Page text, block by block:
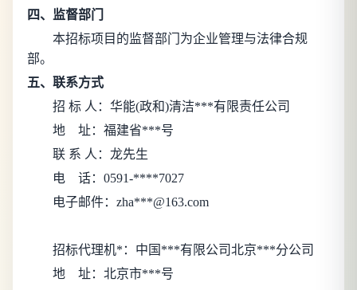
四、监督部门
本招标项目的监督部门为企业管理与法律合规
部。
五、联系方式
招 标 人： 华能(政和)清洁***有限责任公司
地
址： 福建省***号
联 系 人： 龙先生
电
话： 0591-****7027
电子邮件： zha***@163.com
招标代理机*： 中国***有限公司北京***分公司
地
址： 北京市***号